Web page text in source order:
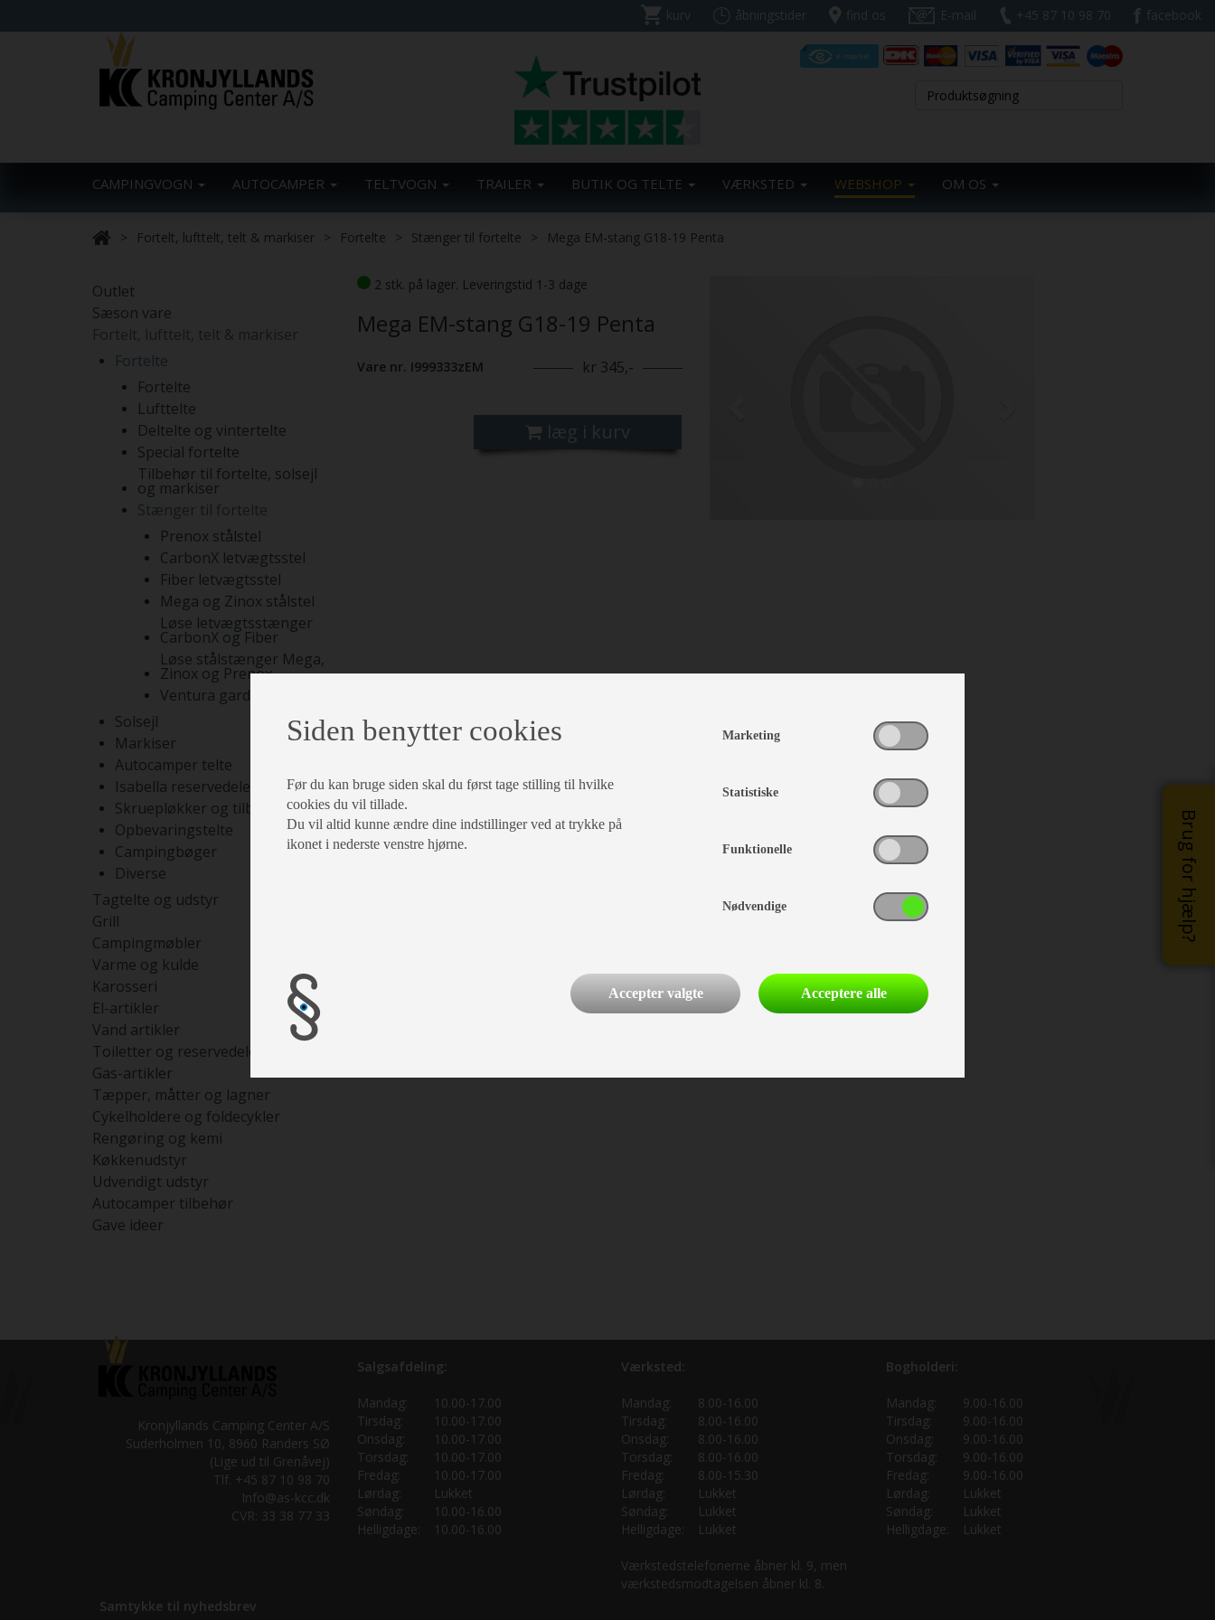
kurv åbningstider find os E-mail +45 87 10 98 70 facebook
CAMPINGVOGN AUTOCAMPER TELTVOGN TRAILER BUTIK OG TELTE VÆRKSTED WEBSHOP OM OS
Brug for hjælp?
Fortelt, lufttelt, telt & markiser Fortelte Stænger til fortelte Mega EM-stang G18-19 Penta
Outlet
Sæson vare
Fortelt, lufttelt, telt & markiser
Fortelte
Fortelte
Lufttelte
Deltelte og vintertelte
Special fortelte
Tilbehør til fortelte, solsejl
og markiser
Stænger til fortelte
Prenox stålstel
CarbonX letvægtsstel
Fiber letvægtsstel
Mega og Zinox stålstel
Løse letvægtsstænger
CarbonX og Fiber
Løse stålstænger Mega,
Zinox og Prenox
Ventura gardinstænger
Solsejl
Markiser
Autocamper telte
Isabella reservedele
Skruepløkker og tilbehør
Opbevaringstelte
Campingbøger
Diverse
Tagtelte og udstyr
Grill
Campingmøbler
Varme og kulde
Karosseri
El-artikler
Vand artikler
Toiletter og reservedele
Gas-artikler
Tæpper, måtter og lagner
Cykelholdere og foldecykler
Rengøring og kemi
Køkkenudstyr
Udvendigt udstyr
Autocamper tilbehør
Gave ideer
2 stk. på lager. Leveringstid 1-3 dage
Mega EM-stang G18-19 Penta
Vare nr. I999333zEM kr 345,-
læg i kurv
Kronjyllands Camping Center A/S
Suderholmen 10, 8960 Randers SØ
(Lige ud til Grenåvej)
Tlf. +45 87 10 98 70
Info@as-kcc.dk
CVR: 33 38 77 33
Samtykke til nyhedsbrev
Salgsafdeling:
Mandag:
10.00-17.00
Tirsdag:
10.00-17.00
Onsdag:
10.00-17.00
Torsdag:
10.00-17.00
Fredag:
10.00-17.00
Lørdag:
Lukket
Søndag:
10.00-16.00
Helligdage:
10.00-16.00
Værksted:
Mandag:
8.00-16.00
Tirsdag:
8.00-16.00
Onsdag:
8.00-16.00
Torsdag:
8.00-16.00
Fredag:
8.00-15.30
Lørdag:
Lukket
Søndag:
Lukket
Helligdage:
Lukket
Værkstedstelefonerne åbner kl. 9, men
værkstedsmodtagelsen åbner kl. 8.
Bogholderi:
Mandag:
9.00-16.00
Tirsdag:
9.00-16.00
Onsdag:
9.00-16.00
Torsdag:
9.00-16.00
Fredag:
9.00-16.00
Lørdag:
Lukket
Søndag:
Lukket
Helligdage:
Lukket
Siden benytter cookies
Før du kan bruge siden skal du først tage stilling til hvilke
cookies du vil tillade.
Du vil altid kunne ændre dine indstillinger ved at trykke på
ikonet i nederste venstre hjørne.
Marketing
Statistiske
Funktionelle
Nødvendige
Accepter valgte Acceptere alle